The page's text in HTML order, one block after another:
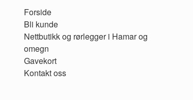
Forside
Bli kunde
Nettbutikk og rørlegger i Hamar og
omegn
Gavekort
Kontakt oss